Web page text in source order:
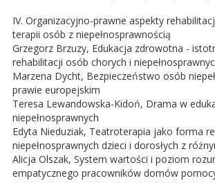
IV. Organizacyjno-prawne aspekty
terapii osób z niepełnosprawnością
Grzegorz Brzuzy, Edukacja zdrowotna -
rehabilitacji osób chorych i
Marzena Dycht, Bezpieczeństwo osób
prawie europejskim
Teresa Lewandowska-Kidoń, Drama w
niepełnosprawnych
Edyta Nieduziak, Teatroterapia jako forma
niepełnosprawnych dzieci i dorosłych z
Alicja Olszak, System wartości i poziom
empatycznego pracowników domów